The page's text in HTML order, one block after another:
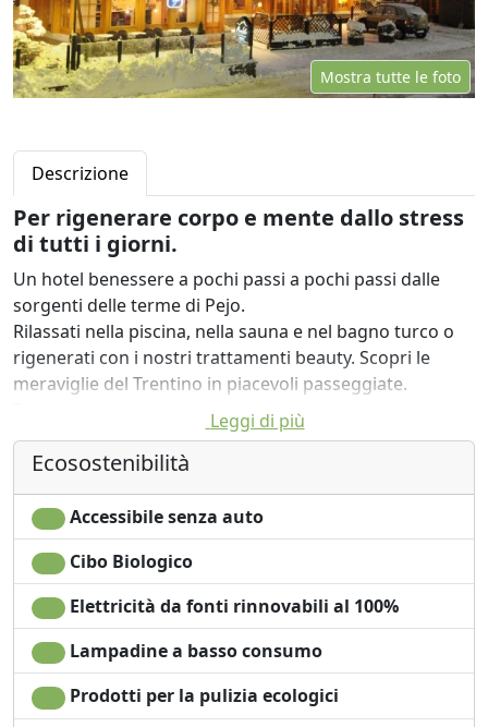
Mostra tutte le foto
Descrizione
Per rigenerare corpo e mente dallo stress
di tutti i giorni.
Un hotel benessere a pochi passi a pochi passi dalle
sorgenti delle terme di Pejo.
Rilassati nella piscina, nella sauna e nel bagno turco o
rigenerati con i nostri trattamenti beauty. Scopri le
meraviglie del Trentino in piacevoli passeggiate.
Trascorri giornate sugli sci o con le ciaspole e goditi le
montagne d'inverno. Assapora il meglio dei sapori
trentini nel nostro ristorante, riposati nelle nostre
confortevoli camere.
Leggi di più
Ecosostenibilità
Accessibile senza auto
Cibo Biologico
Elettricità da fonti rinnovabili al 100%
Lampadine a basso consumo
Prodotti per la pulizia ecologici